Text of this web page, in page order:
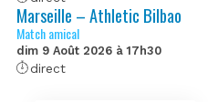
Marseille – Athletic Bilbao
Match amical
dim 9 Août 2026 à 17h30
direct